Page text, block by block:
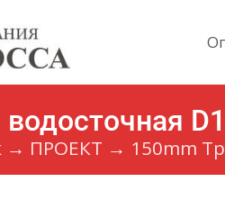
→ ПРОЕКТ → 150mm